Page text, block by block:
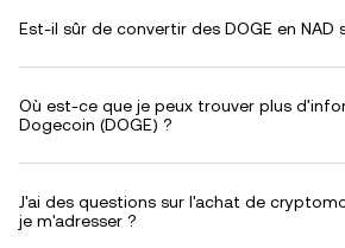
Est-il sûr de convertir des DOGE en NAD
Où est-ce que je peux trouver plus
Dogecoin (DOGE) ?
J'ai des questions sur l'achat de
je m'adresser ?